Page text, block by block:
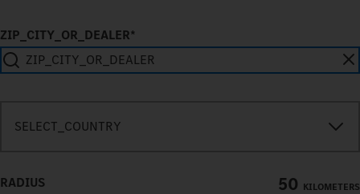
ZIP_CITY_OR_DEALER*
SELECT_COUNTRY
RADIUS 50 KILOMETERS